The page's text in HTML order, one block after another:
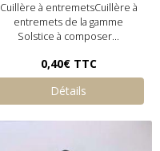
Cuillère à entremetsCuillère à
entremets de la gamme
Solstice à composer...
0,40€ TTC
Détails